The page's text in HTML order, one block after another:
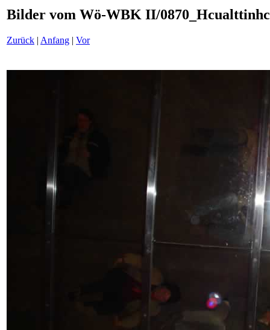
Bilder vom Wö-WBK II/
Zurück | Anfang | Vor